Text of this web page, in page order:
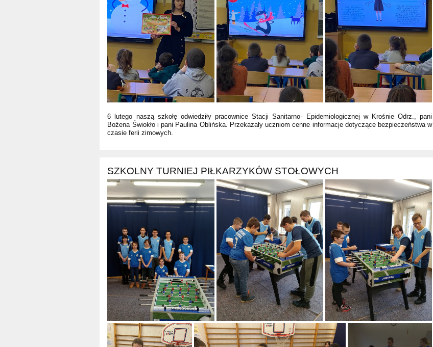
6 lutego naszą szkołę odwiedziły pracownice Stacji Sanitarno- Epidemiologicznej w Krośnie Odrz., pani
Bożena Świokło i pani Paulina Oblińska. Przekazały uczniom cenne informacje dotyczące bezpieczeństwa w
czasie ferii zimowych.
SZKOLNY TURNIEJ PIŁKARZYKÓW STOŁOWYCH